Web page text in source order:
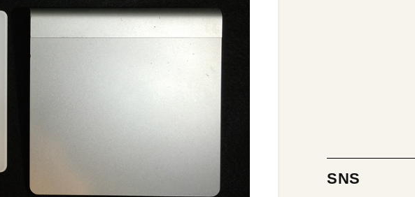
SNS